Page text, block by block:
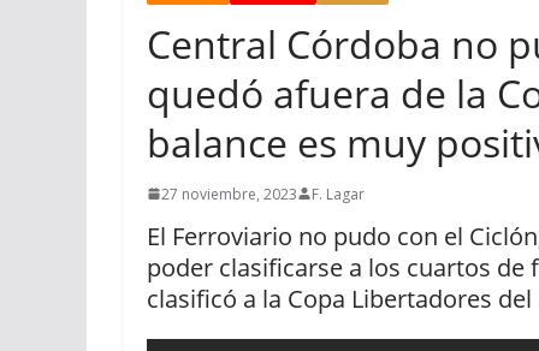
Central Córdoba no
quedó afuera de la
balance es muy
27 noviembre, 2023 F. Lagar
El Ferroviario no pudo con el
poder clasificarse a los cuartos
clasificó a la Copa Libertadores